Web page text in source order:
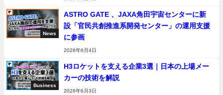
News
ASTRO GATE 、JAXA角田宇宙センターに新
設「官民共創推進系開発センター」の運用支援
に参画
2026年6月4日
Business
H3ロケットを支える企業3選｜日本の上場メー
カーの技術を解説
2026年6月3日